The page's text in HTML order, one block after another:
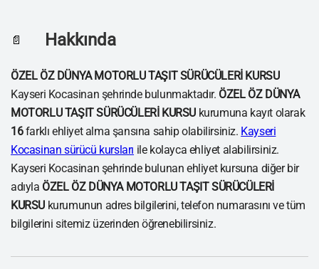
📄 Hakkında
ÖZEL ÖZ DÜNYA MOTORLU TAŞIT SÜRÜCÜLERİ KURSU
Kayseri Kocasinan şehrinde bulunmaktadır. ÖZEL ÖZ DÜNYA
MOTORLU TAŞIT SÜRÜCÜLERİ KURSU kurumuna kayıt olarak
16farklı ehliyet alma şansına sahip olabilirsiniz. Kayseri
Kocasinan sürücü kursları ile kolayca ehliyet alabilirsiniz.
Kayseri Kocasinan şehrinde bulunan ehliyet kursuna diğer bir
adıyla ÖZEL ÖZ DÜNYA MOTORLU TAŞIT SÜRÜCÜLERİ
KURSU kurumunun adres bilgilerini, telefon numarasını ve tüm
bilgilerini sitemiz üzerinden öğrenebilirsiniz.